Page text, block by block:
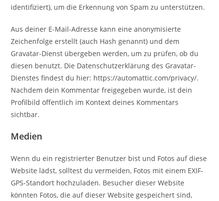
identifiziert), um die Erkennung von Spam zu unterstützen.
Aus deiner E-Mail-Adresse kann eine anonymisierte
Zeichenfolge erstellt (auch Hash genannt) und dem
Gravatar-Dienst übergeben werden, um zu prüfen, ob du
diesen benutzt. Die Datenschutzerklärung des Gravatar-
Dienstes findest du hier: https://automattic.com/privacy/.
Nachdem dein Kommentar freigegeben wurde, ist dein
Profilbild öffentlich im Kontext deines Kommentars
sichtbar.
Medien
Wenn du ein registrierter Benutzer bist und Fotos auf diese
Website lädst, solltest du vermeiden, Fotos mit einem EXIF-
GPS-Standort hochzuladen. Besucher dieser Website
könnten Fotos, die auf dieser Website gespeichert sind,